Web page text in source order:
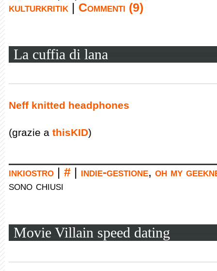
kulturkritik
Commenti (9)
La cuffia di lana
Neff knitted headphones
(grazie a thisKID)
inkiostro # indie-gestione, oh my
sono chiusi
Movie Villain speed dating